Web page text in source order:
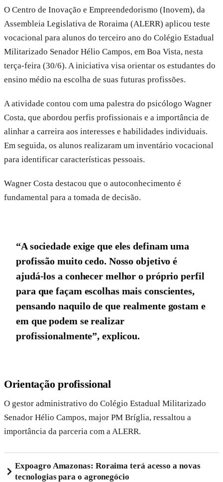
O Centro de Inovação e Empreendedorismo (Inovem), da
Assembleia Legislativa de Roraima (ALERR) aplicou teste
vocacional para alunos do terceiro ano do Colégio Estadual
Militarizado Senador Hélio Campos, em Boa Vista, nesta
terça-feira (30/6). A iniciativa visa orientar os estudantes do
ensino médio na escolha de suas futuras profissões.
A atividade contou com uma palestra do psicólogo Wagner
Costa, que abordou perfis profissionais e a importância de
alinhar a carreira aos interesses e habilidades individuais.
Em seguida, os alunos realizaram um inventário vocacional
para identificar características pessoais.
Wagner Costa destacou que o autoconhecimento é
fundamental para a tomada de decisão.
“A sociedade exige que eles definam uma
profissão muito cedo. Nosso objetivo é
ajudá-los a conhecer melhor o próprio perfil
para que façam escolhas mais conscientes,
pensando naquilo de que realmente gostam e
em que podem se realizar
profissionalmente”, explicou.
Orientação profissional
O gestor administrativo do Colégio Estadual Militarizado
Senador Hélio Campos, major PM Bríglia, ressaltou a
importância da parceria com a ALERR.
Expoagro Amazonas: Roraima terá acesso a novas
tecnologias para o agronegócio